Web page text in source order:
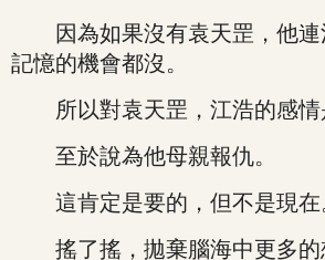
因為如果沒有袁天罡，他連
記憶的機會都沒。
所以對袁天罡，江浩的感情
至於說為他母親報仇。
這肯定是要的，但不是現在
搖了搖，拋棄腦海中更多的